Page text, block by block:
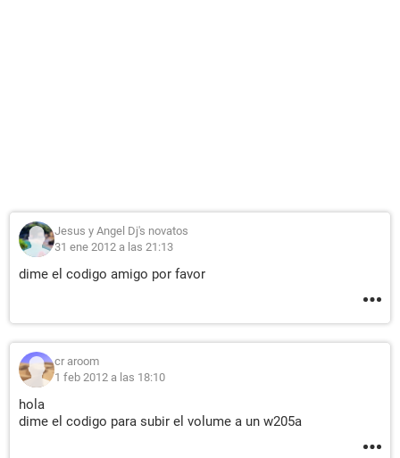
Jesus y Angel Dj's novatos
31 ene 2012 a las 21:13
dime el codigo amigo por favor
cr aroom
1 feb 2012 a las 18:10
hola
dime el codigo para subir el volume a un w205a